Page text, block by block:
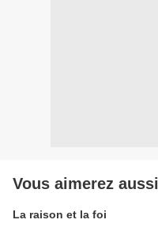
Vous aimerez aussi
La raison et la foi